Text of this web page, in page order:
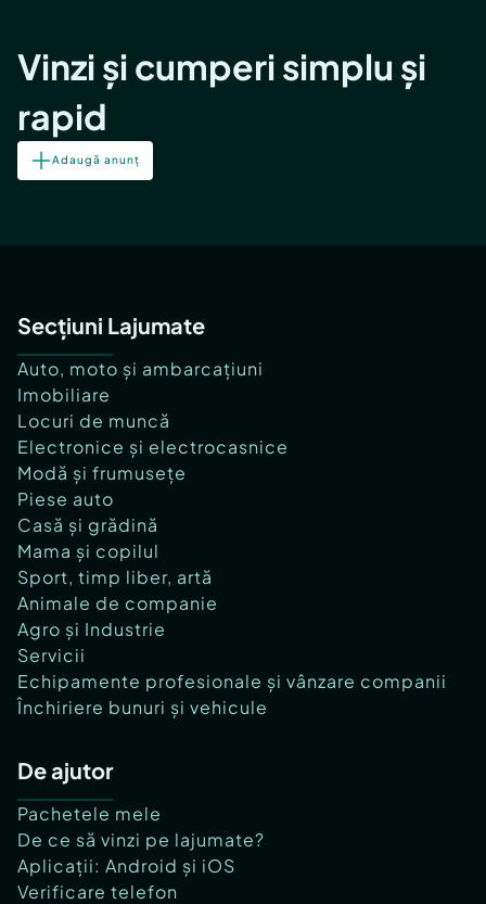
Vinzi și cumperi simplu și
rapid
Adaugă anunț
Secțiuni Lajumate
Auto, moto și ambarcațiuni
Imobiliare
Locuri de muncă
Electronice și electrocasnice
Modă și frumusețe
Piese auto
Casă și grădină
Mama și copilul
Sport, timp liber, artă
Animale de companie
Agro și Industrie
Servicii
Echipamente profesionale și vânzare companii
Închiriere bunuri și vehicule
De ajutor
Pachetele mele
De ce să vinzi pe lajumate?
Aplicații: Android și iOS
Verificare telefon